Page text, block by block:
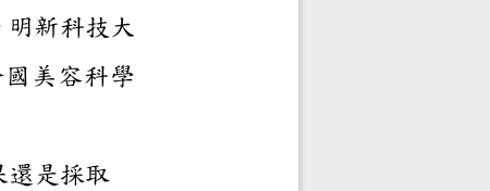
辦
明新科技大
都會輪流主辦本
國美容科學
通過發表研究成果還是採取